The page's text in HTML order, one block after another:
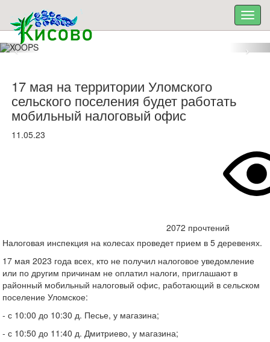
17 мая на территории Уломского
сельского поселения будет работать
мобильный налоговый офис
11.05.23
2072 прочтений
Налоговая инспекция на колесах проведет прием в 5 деревенях.
17 мая 2023 года всех, кто не получил налоговое уведомление
или по другим причинам не оплатил налоги, приглашают в
районный мобильный налоговый офис, работающий в сельском
поселение Уломское:
- с 10:00 до 10:30 д. Песье, у магазина;
- с 10:50 до 11:40 д. Дмитриево, у магазина;